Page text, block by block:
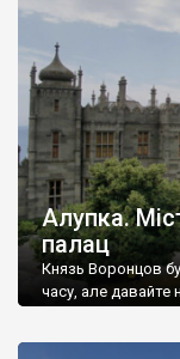
Алупка.
палац
Князь Воронцов
часу, але